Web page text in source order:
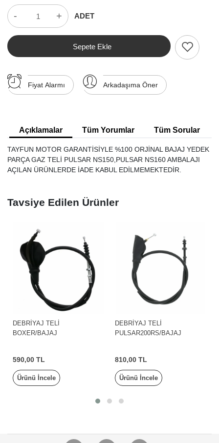
- + ADET
Sepete Ekle
Fiyat Alarmı Arkadaşıma Öner
Açıklamalar Tüm Yorumlar Tüm Sorular
TAYFUN MOTOR GARANTİSİYLE %100 ORJİNAL BAJAJ YEDEK
PARÇA GAZ TELİ PULSAR NS150,PULSAR NS160 AMBALAJI
AÇILAN ÜRÜNLERDE İADE KABUL EDİLMEMEKTEDİR.
Tavsiye Edilen Ürünler
DEBRİYAJ TELİ
BOXER/BAJAJ
590,00 TL
Ürünü İncele
DEBRİYAJ TELİ
PULSAR200RS/BAJAJ
810,00 TL
Ürünü İncele